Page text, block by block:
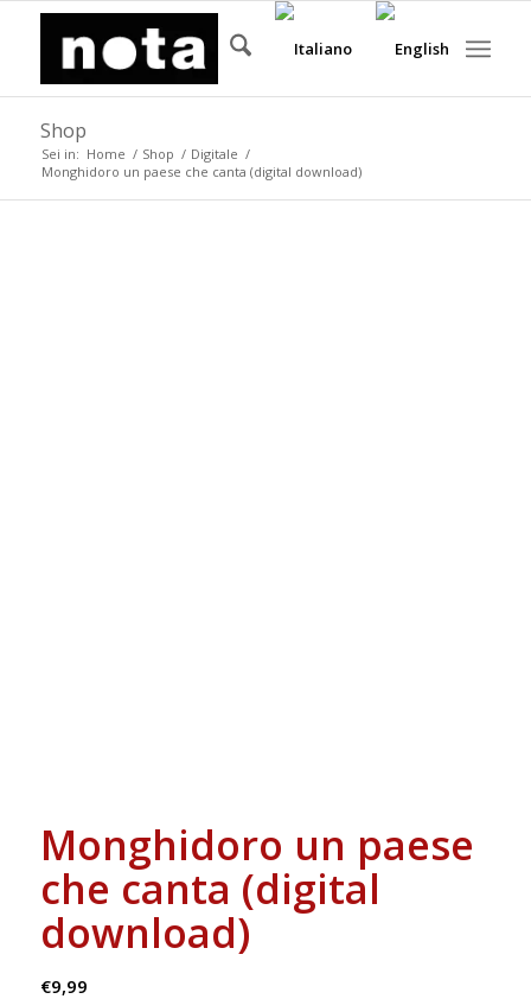
Shop
Sei in: Home / Shop / Digitale /
Monghidoro un paese che canta (digital download)
Monghidoro un paese
che canta (digital
download)
€9,99